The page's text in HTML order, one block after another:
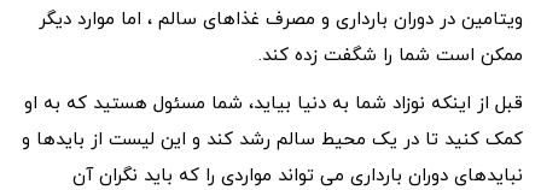
ویتامین در دوران بارداری و مصرف غذاهای سالم ، اما موارد دیگر
ممکن است شما را شگفت زده کند.
قبل از اینکه نوزاد شما به دنیا بیاید، شما مسئول هستید که به او
کمک کنید تا در یک محیط سالم رشد کند و این لیست از بایدها و
نبایدهای دوران بارداری می تواند مواردی را که باید نگران آن